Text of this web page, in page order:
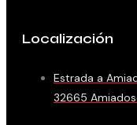
Localización
Estrada a
32665